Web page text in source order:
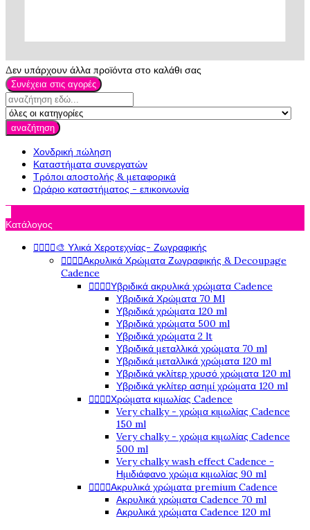
Δεν υπάρχουν άλλα προϊόντα στο καλάθι σας
Συνέχεια στις αγορές
αναζήτηση
Χονδρική πώληση
Καταστήματα συνεργατών
Τρόποι αποστολής & μεταφορικά
Ωράριο καταστήματος - επικοινωνία
Κατάλογος
🎨 Υλικά Χεροτεχνίας- Ζωγραφικής
Ακρυλικά Χρώματα Ζωγραφικής & Decoupage
Cadence
Υβριδικά ακρυλικά χρώματα Cadence
Υβριδικά Χρώματα 70 Ml
Υβριδικά χρώματα 120 ml
Υβριδικά χρώματα 500 ml
Υβριδικά χρώματα 2 lt
Υβριδικά μεταλλικά χρώματα 70 ml
Υβριδικά μεταλλικά χρώματα 120 ml
Υβριδικά γκλίτερ χρυσό χρώματα 120 ml
Υβριδικά γκλίτερ ασημί χρώματα 120 ml
Χρώματα κιμωλίας Cadence
Very chalky - χρώμα κιμωλίας Cadence
150 ml
Very chalky - χρώμα κιμωλίας Cadence
500 ml
Very chalky wash effect Cadence -
Ημιδιάφανο χρώμα κιμωλίας 90 ml
Ακρυλικά χρώματα premium Cadence
Ακρυλικά χρώματα Cadence 70 ml
Ακρυλικά χρώματα Cadence 120 ml